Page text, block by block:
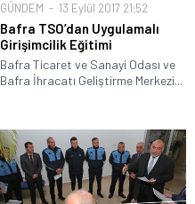
GÜNDEM 13 Eylül 2017 21:52
Bafra TSO’dan Uygulamalı
Girişimcilik Eğitimi
Bafra Ticaret ve Sanayi Odası ve
Bafra İhracatı Geliştirme Merkezi...